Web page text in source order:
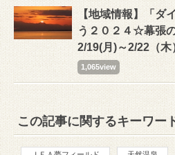
【地域情報】「ダ
う２０２４☆幕張
2/19(月)～2/22（木
1,065view
この記事に関するキーワー